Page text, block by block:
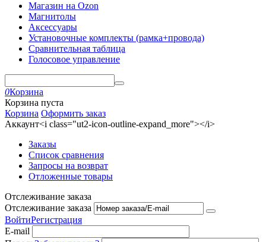
Магазин на Ozon
Магнитолы
Аксессуары
Установочные комплекты (рамка+провода)
Сравнительная таблица
Голосовое управление
0Корзина
Корзина пуста
Корзина Оформить заказ
Аккаунт<i class="ut2-icon-outline-expand_more"></i>
Заказы
Список сравнения
Запросы на возврат
Отложенные товары
Отслеживание заказа
Отслеживание заказа
ВойтиРегистрация
E-mail